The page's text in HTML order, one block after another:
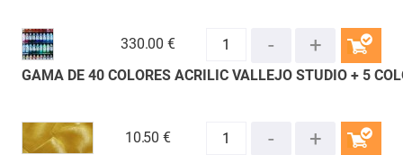
GAMA DE 40 COLORES ACRILIC VALLEJO STUDIO + 5
330.00 €
COMPRAR
10.50 €